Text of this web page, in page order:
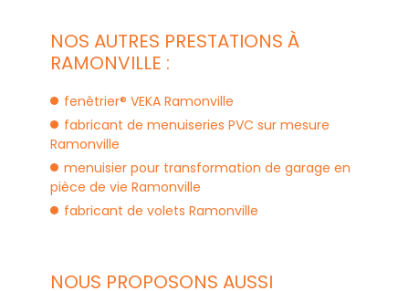
NOS AUTRES PRESTATIONS À
RAMONVILLE :
fenêtrier® VEKA Ramonville
fabricant de menuiseries PVC sur mesure
Ramonville
menuisier pour transformation de garage en
pièce de vie Ramonville
fabricant de volets Ramonville
NOUS PROPOSONS AUSSI